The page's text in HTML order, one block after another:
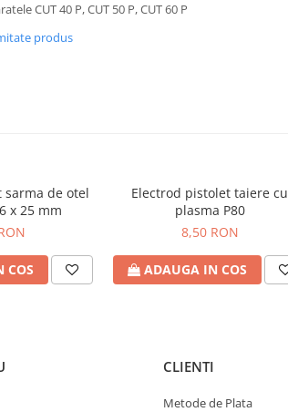
CUT 40 P, CUT 50 P, CUT 60 P
produs
sarma de otel
x 25 mm
COS
Electrod pistolet taiere cu
plasma P80
8,50 RON
ADAUGA IN COS
CLIENTI
Metode de Plata